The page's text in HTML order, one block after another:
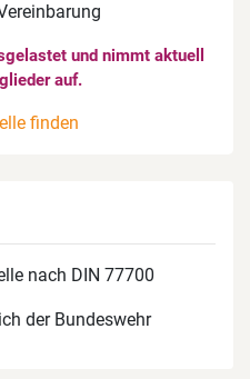
und nimmt aktuell
auf.
finden
nach DIN 77700
der Bundeswehr